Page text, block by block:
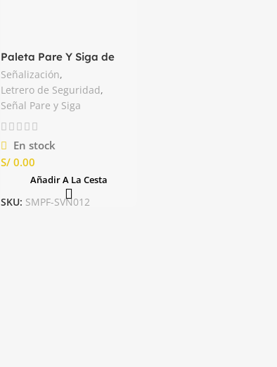
Paleta Pare Y Siga de
Plástico Económico
Señalización,
Letrero de Seguridad,
Señal Pare y Siga
En stock
S/
Añadir A La Cesta
SKU: SMPF-SVN012